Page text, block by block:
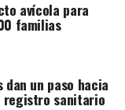
avícola para
familias
un paso hacia
registro sanitario